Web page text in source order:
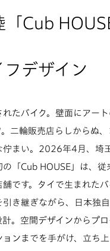
「Cub
フデザイン
れたバイク。壁面にアー
二輪販売店らしからぬ
佇まい。2026年4月、埼
「Cub HOUSE」は、従
です。タイで生まれたバ
き継ぎながら、日本独
。空間デザインからプ
ンまでを手がけ、立ち